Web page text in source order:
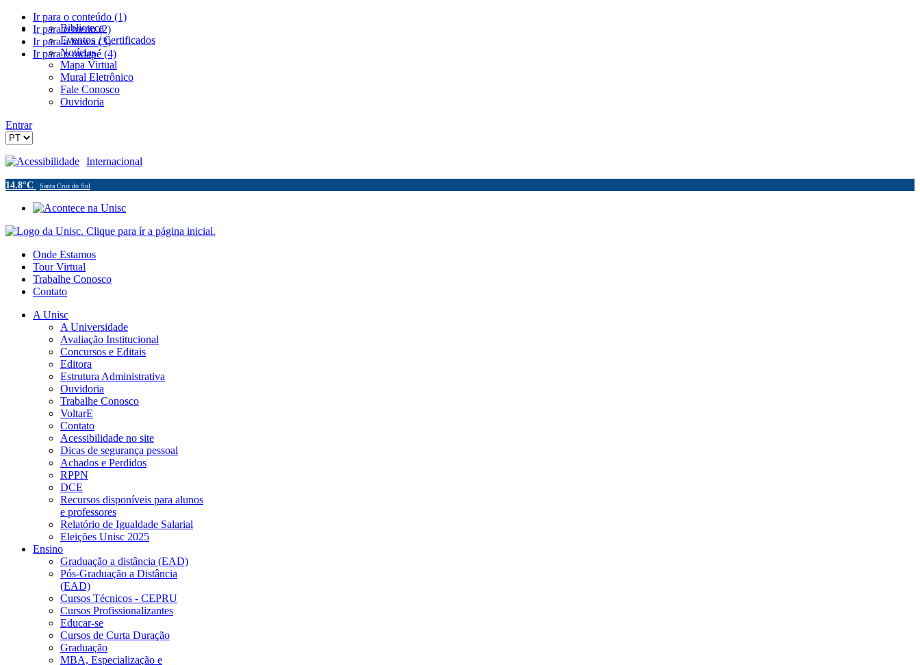
Ir para o conteúdo (1)
Ir para o menu (2)
Ir para a busca (3)
Ir para o rodapé (4)
Biblioteca
Eventos / Certificados
Notícias
Mapa Virtual
Mural Eletrônico
Fale Conosco
Ouvidoria
Entrar
Acessibilidade Internacional
14.8°C Santa Cruz do Sul
Onde Estamos
Tour Virtual
Trabalhe Conosco
Contato
A Unisc
A Universidade
Avaliação Institucional
Concursos e Editais
Editora
Estrutura Administrativa
Ouvidoria
Trabalhe Conosco
VoltarE
Contato
Acessibilidade no site
Dicas de segurança pessoal
Achados e Perdidos
RPPN
DCE
Recursos disponíveis para alunos
e professores
Relatório de Igualdade Salarial
Eleições Unisc 2025
Ensino
Graduação a distância (EAD)
Pós-Graduação a Distância
(EAD)
Cursos Técnicos - CEPRU
Cursos Profissionalizantes
Educar-se
Cursos de Curta Duração
Graduação
MBA, Especialização e